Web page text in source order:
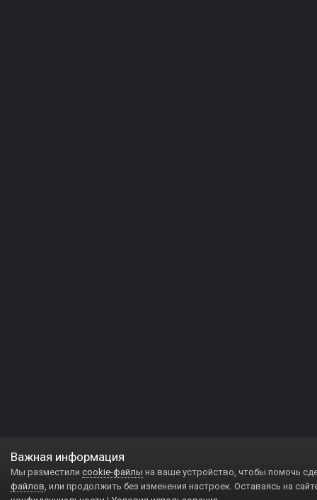
Важная информация
Мы разместили cookie-файлы на ваше устройство, чтобы помочь
файлов, или продолжить без изменения настроек. Оставаясь на